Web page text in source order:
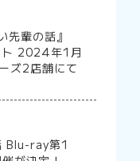
輩の話』
2024年1月
ズ2店舗にて
Blu-ray第1